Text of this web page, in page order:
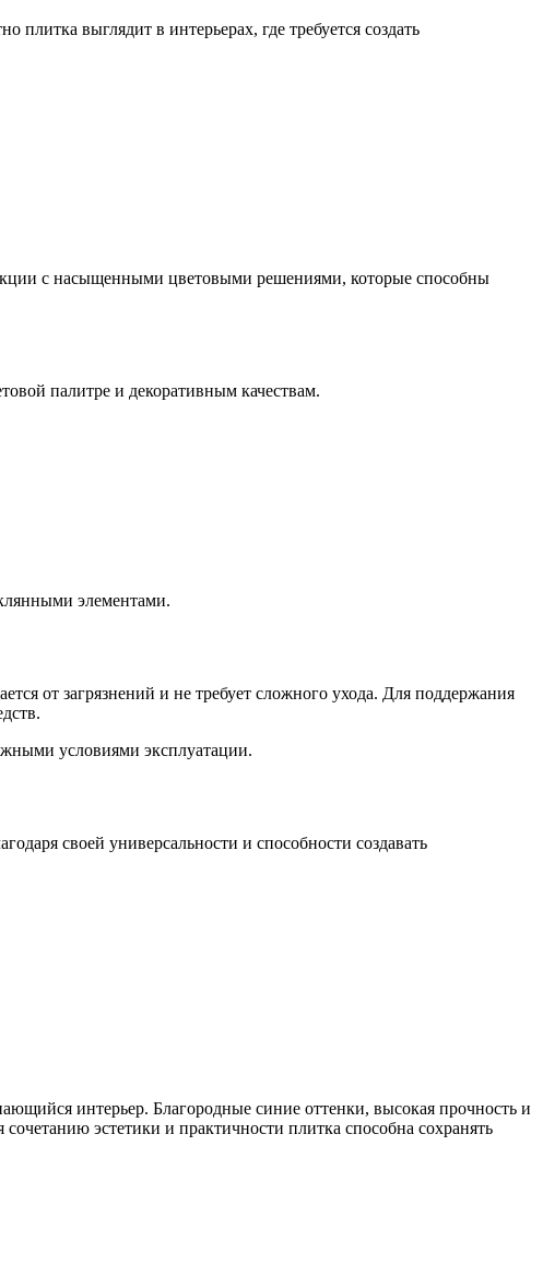
выглядит в интерьерах, где требуется создать
с насыщенными цветовыми решениями, которые способны
палитре и декоративным качествам.
элементами.
от загрязнений и не требует сложного ухода. Для поддержания
условиями эксплуатации.
своей универсальности и способности создавать
интерьер. Благородные синие оттенки, высокая прочность и
эстетики и практичности плитка способна сохранять